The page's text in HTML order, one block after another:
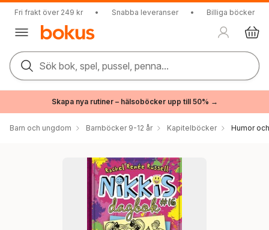
Fri frakt över 249 kr • Snabba leveranser • Billiga böcker
Sök bok, spel, pussel, penna...
Skapa nya rutiner – hälsoböcker upp till 50% →
Barn och ungdom Barnböcker 9-12 år Kapitelböcker Humor